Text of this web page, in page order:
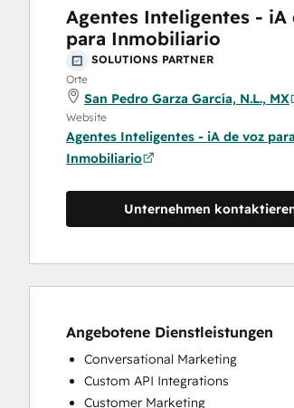
Agentes Inteligentes - iA
para Inmobiliario
SOLUTIONS PARTNER
Orte
San Pedro Garza García, N.L., MX
Website
Agentes Inteligentes - iA de voz para
Inmobiliario
Unternehmen
Angebotene Dienstleistungen
Conversational Marketing
Custom API Integrations
Customer Marketing